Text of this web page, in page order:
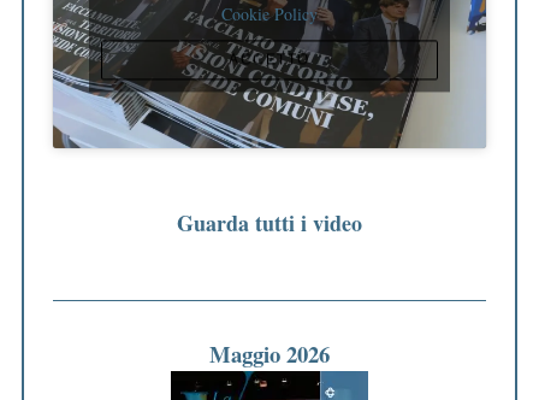
Cookie Policy
ACCETTO
Guarda tutti i video
Maggio 2026